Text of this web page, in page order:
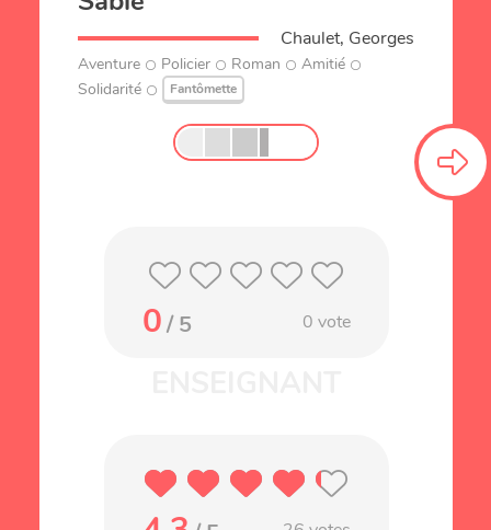
Chaulet, Georges
Aventure Policier Roman
Amitié
Solidarité
Fantômette
0/ 5 0 vote